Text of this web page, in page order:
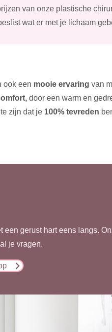
van onze plastische
wat er met je lichaam
ook een mooie ervaring van
door een warm en
zijn dat je 100% tevreden
een gerust hart eens langs.
je vragen.